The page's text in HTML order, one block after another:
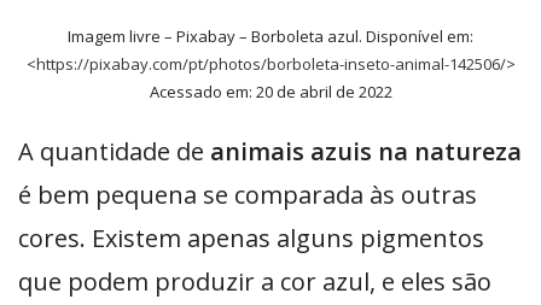
Imagem livre – Pixabay – Borboleta azul. Disponível em:
<https://pixabay.com/pt/photos/borboleta-inseto-animal-142506/>
Acessado em: 20 de abril de 2022
A quantidade de animais azuis na natureza
é bem pequena se comparada às outras
cores. Existem apenas alguns pigmentos
que podem produzir a cor azul, e eles são